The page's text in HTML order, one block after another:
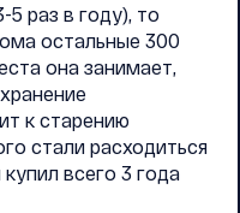
раз в году), то
остальные 300
она занимает,
к старению
стали расходиться
всего 3 года